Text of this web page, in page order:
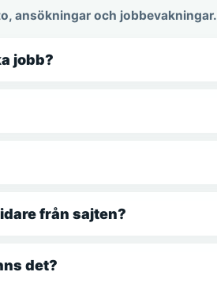
ansökningar och jobbevakningar.
jobb?
från sajten?
det?